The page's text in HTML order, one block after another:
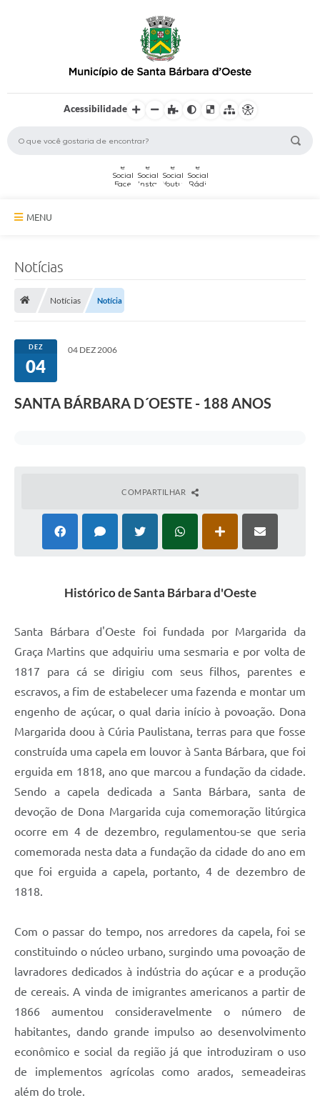
Acessibilidade
MENU
Serviços Online
Transparência
Doação CMDCA
Certidão Negativa de Empresa
Conselhos Municipais
Lei Aldir Blanc
Cartas de Serviço ao Usuário
Publicidade
Galeria de Fotos
Notícias
Galeria de Vídeos
Legislação
Enquete
Jornal
Contato
Plano Municipal de Segurança Pública
Plano de Contratações Anuais
Notícias
Notícias Notícia
DEZ
04
04 DEZ 2006
SANTA BÁRBARA D´OESTE - 188 ANOS
COMPARTILHAR
Histórico de Santa Bárbara d'Oeste
Santa Bárbara d'Oeste foi fundada por Margarida da
Graça Martins que adquiriu uma sesmaria e por volta de
1817 para cá se dirigiu com seus filhos, parentes e
escravos, a fim de estabelecer uma fazenda e montar um
engenho de açúcar, o qual daria início à povoação. Dona
Margarida doou à Cúria Paulistana, terras para que fosse
construída uma capela em louvor à Santa Bárbara, que foi
erguida em 1818, ano que marcou a fundação da cidade.
Sendo a capela dedicada a Santa Bárbara, santa de
devoção de Dona Margarida cuja comemoração litúrgica
ocorre em 4 de dezembro, regulamentou-se que seria
comemorada nesta data a fundação da cidade do ano em
que foi erguida a capela, portanto, 4 de dezembro de
1818.
Com o passar do tempo, nos arredores da capela, foi se
constituindo o núcleo urbano, surgindo uma povoação de
lavradores dedicados à indústria do açúcar e a produção
de cereais. A vinda de imigrantes americanos a partir de
1866 aumentou consideravelmente o número de
habitantes, dando grande impulso ao desenvolvimento
econômico e social da região já que introduziram o uso
de implementos agrícolas como arados, semeadeiras
além do trole.